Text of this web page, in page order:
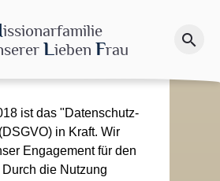
issionarfamilie
Lieben Frau search
Spenden
ist das "Datenschutz-
in Kraft. Wir
Engagement für den
die Nutzung